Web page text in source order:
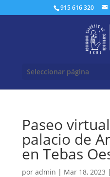
915 616 320
Seleccionar página
Paseo
palacio de
en Tebas
por admin | Mar 18, 2023 |